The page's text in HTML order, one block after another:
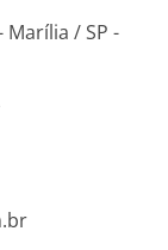
Marília / SP -